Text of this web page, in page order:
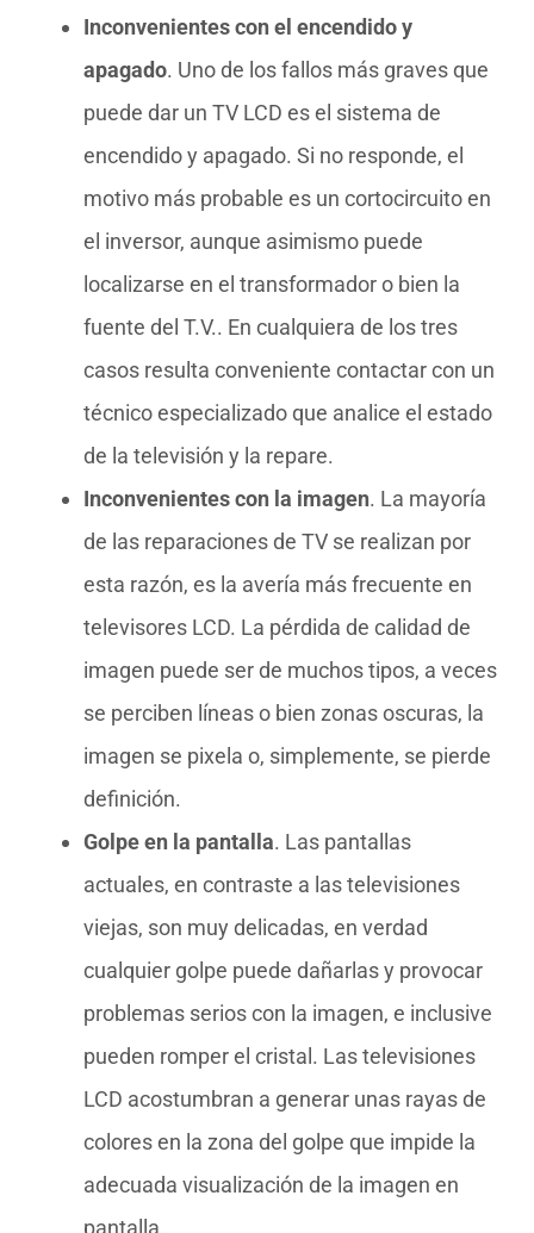
Inconvenientes con el encendido y
apagado. Uno de los fallos más graves que
puede dar un TV LCD es el sistema de
encendido y apagado. Si no responde, el
motivo más probable es un cortocircuito en
el inversor, aunque asimismo puede
localizarse en el transformador o bien la
fuente del T.V.. En cualquiera de los tres
casos resulta conveniente contactar con un
técnico especializado que analice el estado
de la televisión y la repare.
Inconvenientes con la imagen. La mayoría
de las reparaciones de TV se realizan por
esta razón, es la avería más frecuente en
televisores LCD. La pérdida de calidad de
imagen puede ser de muchos tipos, a veces
se perciben líneas o bien zonas oscuras, la
imagen se pixela o, simplemente, se pierde
definición.
Golpe en la pantalla. Las pantallas
actuales, en contraste a las televisiones
viejas, son muy delicadas, en verdad
cualquier golpe puede dañarlas y provocar
problemas serios con la imagen, e inclusive
pueden romper el cristal. Las televisiones
LCD acostumbran a generar unas rayas de
colores en la zona del golpe que impide la
adecuada visualización de la imagen en